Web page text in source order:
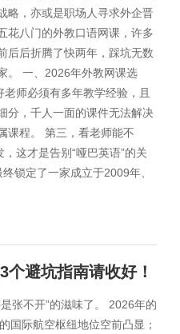
略，亦或是职场人寻求外企晋
花八门的外教口语网课，许多
后后折腾了快两年，踩坑无数
。 一、2026年外教网课选
师必须有多年教学经验，且
分，千人一面的课件无法解决
课程。 第三，看老师能不
这才是告别“哑巴英语”的关
锁定了一家成立于2009年、
避坑指南请收好！
张不开”的滋味了。 2026年的
国际航空枢纽地位空前凸显；